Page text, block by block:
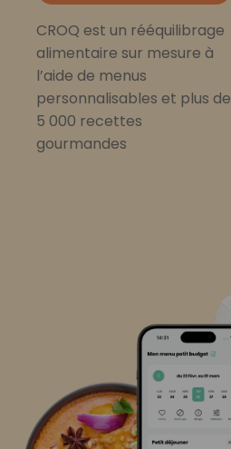
CROQ est un rééquilibrage
alimentaire sur mesure à
l’aide de menus
personnalisables et plus de
5 000 recettes
gourmandes